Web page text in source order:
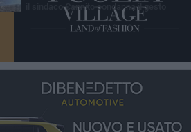
il sindaco Cannito condanna il gesto